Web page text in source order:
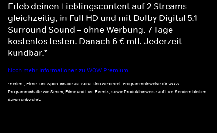
Erleb deinen Lieblingscontent auf 2 Streams
gleichzeitig, in Full HD und mit Dolby Digital 5.1
Surround Sound – ohne Werbung. 7 Tage
kostenlos testen. Danach 6 € mtl. Jederzeit
kündbar.*
Noch mehr Informationen zu WOW Premium
*Serien-, Filme- und Sport-Inhalte auf Abruf sind werbefrei. Programmhinweise für WOW
Programminhalte wie Serien, Filme und Live-Events, sowie Produkthinweise auf Live-Sendern bleiben
davon unberührt.